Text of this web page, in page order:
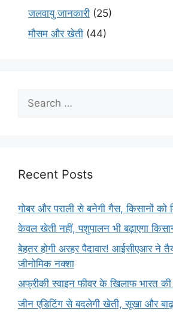
जलवायु जानकारी (25)
मौसम और खेती (44)
Recent Posts
गोबर और पराली से बनेगी गैस, किसानों को
केवल खेती नहीं, पशुपालन भी बढ़ाएगा
बेहतर होगी अरहर पैदावार! आईसीएआर ने
जीनोमिक नक्शा
अफ्रीकी स्वाइन फीवर के खिलाफ भारत
जीन एडिटिंग से बदलेगी खेती, सूखा और